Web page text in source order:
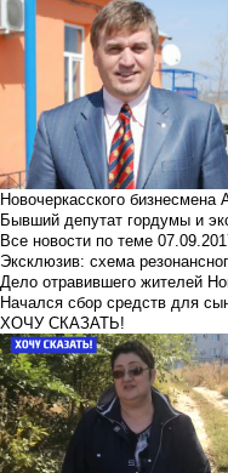
Новочеркасского
Бывший депутат гордумы и
Все новости по теме
Эксклюзив: схема
Дело отравившего жителей
Начался сбор средств для
ХОЧУ СКАЗАТЬ!